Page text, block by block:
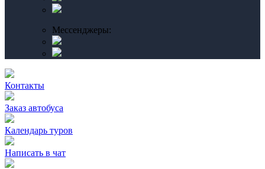
Мессенджеры:
Контакты
Заказ автобуса
Календарь туров
Написать в чат